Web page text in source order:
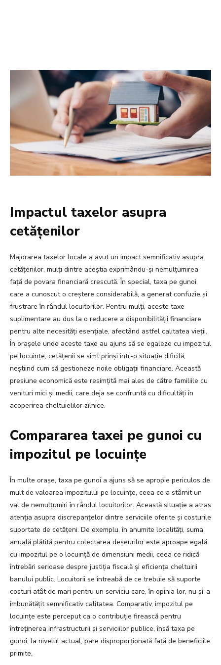
Impactul taxelor asupra
cetățenilor
Majorarea taxelor locale a avut un impact semnificativ asupra
cetățenilor, mulți dintre aceștia exprimându-și nemulțumirea
față de povara financiară crescută. În special, taxa pe gunoi,
care a cunoscut o creștere considerabilă, a generat confuzie și
frustrare în rândul locuitorilor. Pentru mulți, aceste taxe
suplimentare au dus la o reducere a disponibilității financiare
pentru alte necesități esențiale, afectând astfel calitatea vieții.
În orașele unde aceste taxe au ajuns să se egaleze cu impozitul
pe locuințe, cetățenii se simt prinși într-o situație dificilă,
neștiind cum să gestioneze noile obligații financiare. Această
presiune economică este resimțită mai ales de către familiile cu
venituri mici și medii, care deja se confruntă cu dificultăți în
acoperirea cheltuielilor zilnice.
Compararea taxei pe gunoi cu
impozitul pe locuințe
În multe orașe, taxa pe gunoi a ajuns să se apropie periculos de
mult de valoarea impozitului pe locuințe, ceea ce a stârnit un
val de nemulțumiri în rândul locuitorilor. Această situație a atras
atenția asupra discrepanțelor dintre serviciile oferite și costurile
suportate de cetățeni. De exemplu, în anumite localități, suma
anuală plătită pentru colectarea deșeurilor este aproape egală
cu impozitul pe o locuință de dimensiuni medii, ceea ce ridică
întrebări serioase despre justiția fiscală și eficiența cheltuirii
banului public. Locuitorii se întreabă de ce trebuie să suporte
costuri atât de mari pentru un serviciu care, în opinia lor, nu și-a
îmbunătățit semnificativ calitatea. Comparativ, impozitul pe
locuințe este perceput ca o contribuție firească pentru
întreținerea infrastructurii și serviciilor publice, însă taxa pe
gunoi, la nivelul actual, pare disproporționată față de beneficiile
primite.